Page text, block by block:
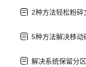
2种方法轻松粉碎
5种方法解决移动
解决系统保留分